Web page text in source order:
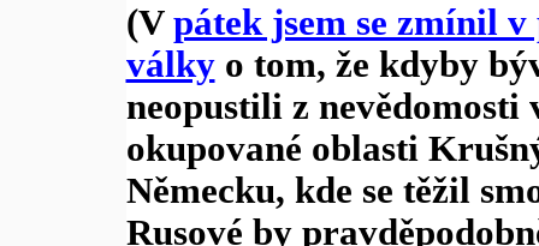
(V pátek jsem se zmínil v
válkyo tom, že kdyby
neopustili z nevědomosti
okupované oblasti
Německu, kde se těžil
Rusové by